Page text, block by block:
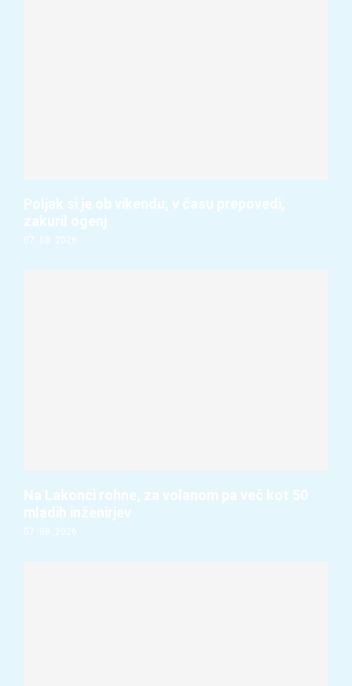
Poljak si je ob vikendu, v času prepovedi,
zakuril ogenj
07. 08. 2026
Na Lakonci rohne, za volanom pa več kot 50
mladih inženirjev
07. 08. 2026